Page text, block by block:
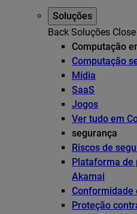
Soluções
Back Soluções Close
Computação
Computação
Mídia
SaaS
Jogos
Ver tudo em
segurança
Riscos de
Plataforma de
Akamai
Conformidade
Proteção